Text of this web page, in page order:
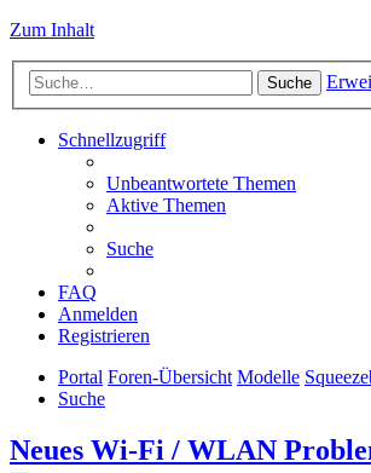
Zum Inhalt
Suche
Schnellzugriff
Unbeantwortete Themen
Aktive Themen
Suche
FAQ
Anmelden
Registrieren
Portal Foren-Übersicht Modelle
Suche
Neues Wi-Fi / WLAN